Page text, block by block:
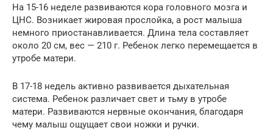
На 15-16 неделе развиваются кора головного мозга и
ЦНС. Возникает жировая прослойка, а рост малыша
немного приостанавливается. Длина тела составляет
около 20 см, вес — 210 г. Ребенок легко перемещается в
утробе матери.
В 17-18 недель активно развивается дыхательная
система. Ребенок различает свет и тьму в утробе
матери. Развиваются нервные окончания, благодаря
чему малыш ощущает свои ножки и ручки.